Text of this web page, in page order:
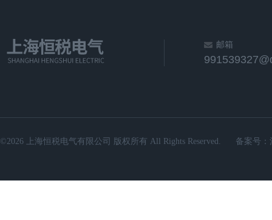
邮箱
©2026 上海恒税电气有限公司 版权所有 All Rights Reserved. 备案号：